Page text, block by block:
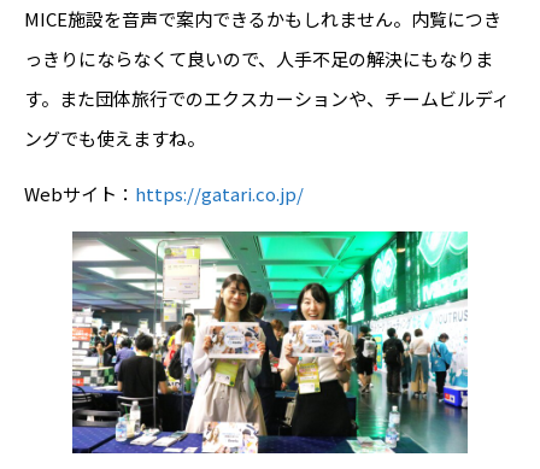
MICE施設を音声で案内できるかもしれません。内覧につき
っきりにならなくて良いので、人手不足の解決にもなりま
す。また団体旅行でのエクスカーションや、チームビルディ
ングでも使えますね。
Webサイト： https://gatari.co.jp/